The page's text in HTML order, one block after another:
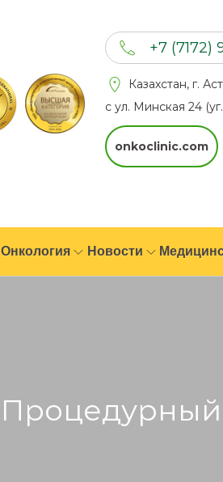
+7 (7172)
+7 (702)
+7 (777)
Казахстан, г.
с ул. Минская 24
onkoclinic.com
Онкология Новости
Процедурный